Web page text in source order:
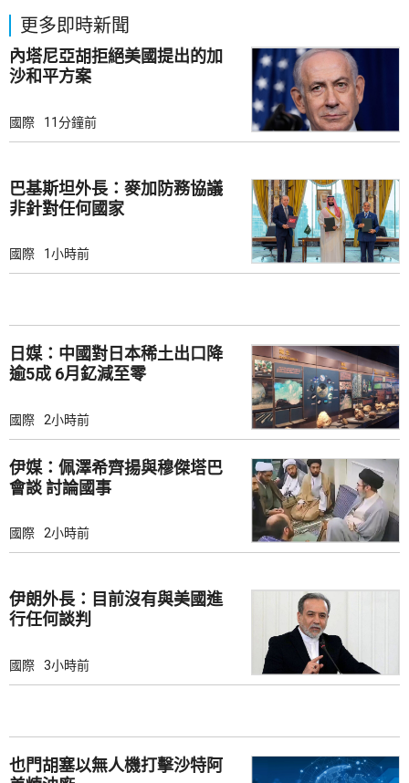
更多即時新聞
內塔尼亞胡拒絕美國提出的加
沙和平方案
國際 11分鐘前
巴基斯坦外長：麥加防務協議
非針對任何國家
國際 1小時前
日媒：中國對日本稀土出口降
逾5成 6月釔減至零
國際 2小時前
伊媒：佩澤希齊揚與穆傑塔巴
會談 討論國事
國際 2小時前
伊朗外長：目前沒有與美國進
行任何談判
國際 3小時前
也門胡塞以無人機打擊沙特阿